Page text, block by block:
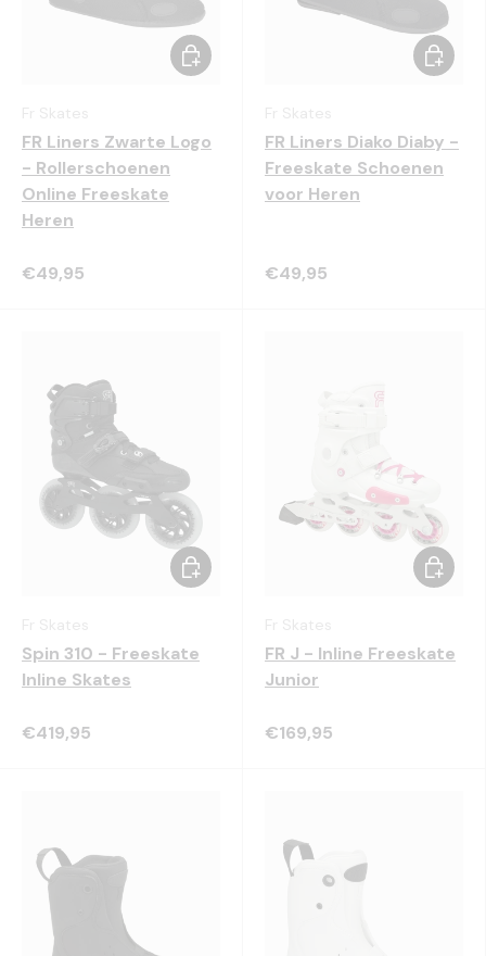
FR Liners Zwarte Logo
- Rollerschoenen
Online Freeskate
Heren
€49,95
Kies mogelijkheden
FR Liners Diako Diaby -
Freeskate Schoenen
voor Heren
€49,95
Kies
Spin 310 - Freeskate
Inline Skates
€419,95
Kies mogelijkheden
FR J - Inline Freeskate
Junior
€169,95
Kies